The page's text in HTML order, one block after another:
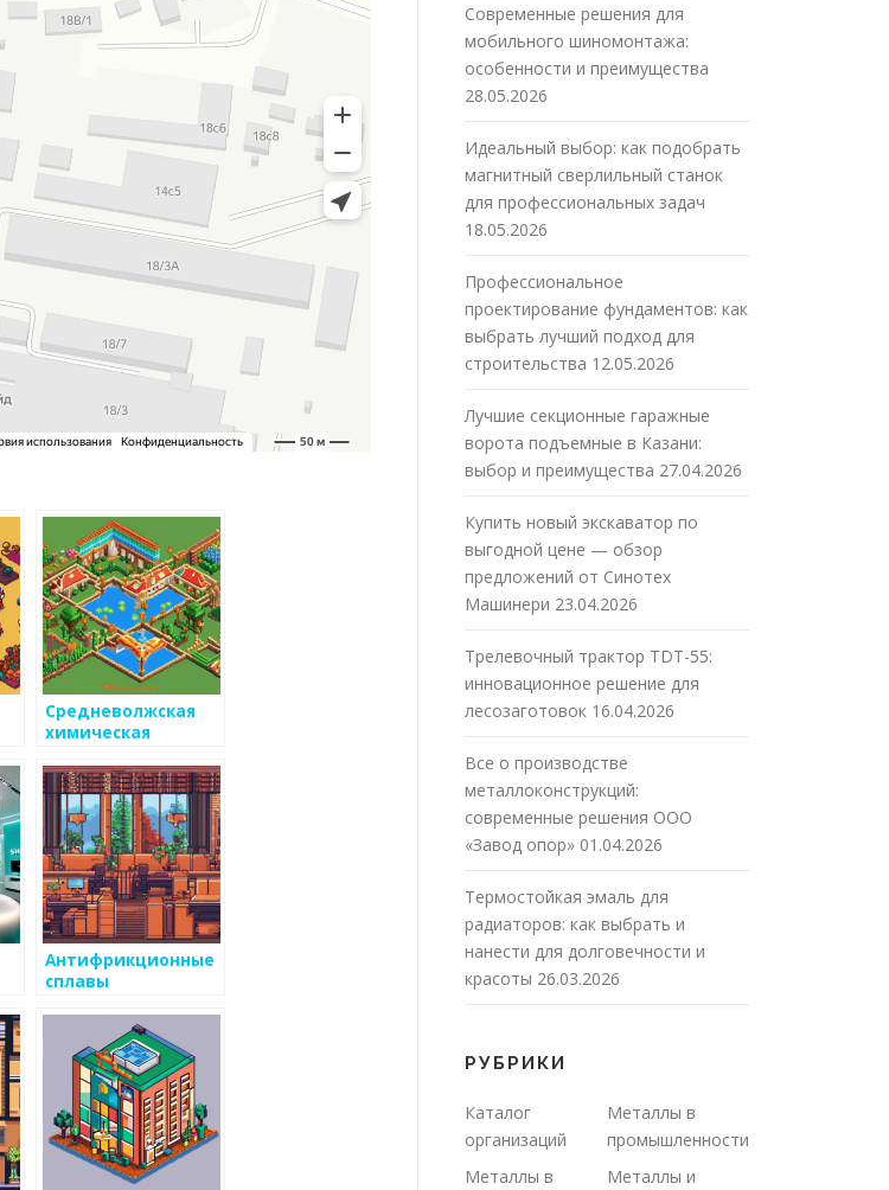
Средневолжская
химическая
Антифрикционные
сплавы
Современные решения для
мобильного шиномонтажа:
особенности и преимущества
28.05.2026
Идеальный выбор: как подобрать
магнитный сверлильный станок
для профессиональных задач
18.05.2026
Профессиональное
проектирование фундаментов: как
выбрать лучший подход для
строительства 12.05.2026
Лучшие секционные гаражные
ворота подъемные в Казани:
выбор и преимущества 27.04.2026
Купить новый экскаватор по
выгодной цене — обзор
предложений от Синотех
Машинери 23.04.2026
Трелевочный трактор TDT-55:
инновационное решение для
лесозаготовок 16.04.2026
Все о производстве
металлоконструкций:
современные решения ООО
«Завод опор» 01.04.2026
Термостойкая эмаль для
радиаторов: как выбрать и
нанести для долговечности и
красоты 26.03.2026
РУБРИКИ
Каталог
организаций
Металлы в
промышленности
Металлы в
Металлы и